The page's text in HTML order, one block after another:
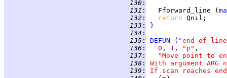
130 :
131 :
   Fforward_line (
132 : return
133 :
}
134 :
135 : DEFUN ( "end-of-
136 : 0 , 1 , "p"
137 :
"Move point to
138 :
With argument
139 :
If scan reaches